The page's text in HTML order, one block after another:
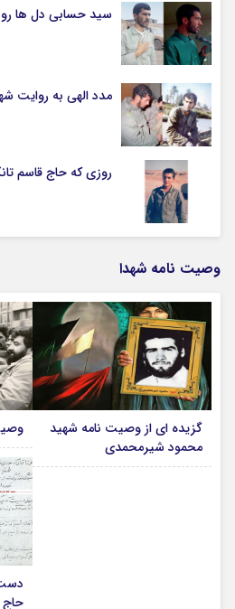
سید حسابی دل ها رو
مدد الهی به روایت
روزی که حاج قاسم
وصیت نامه شهدا
گزیده ای از وصیت نامه شهید
محمود شیرمحمدی